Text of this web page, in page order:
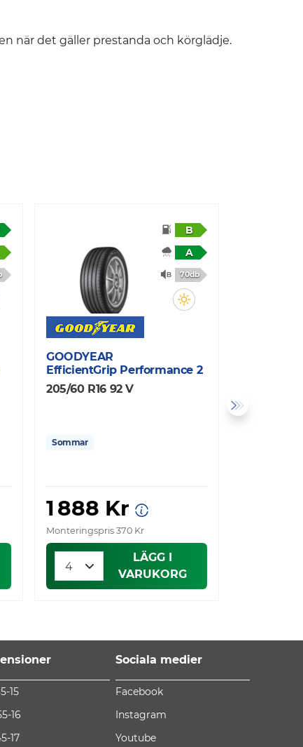
när det gäller prestanda och körglädje.
B
A
70db
GOODYEAR
EfficientGrip Performance 2
205/60 R16 92 V
Sommar
1 888 Kr
Monteringspris 370 Kr
LÄGG I
VARUKORG
15
16
17
Sociala medier
Facebook
Instagram
Youtube